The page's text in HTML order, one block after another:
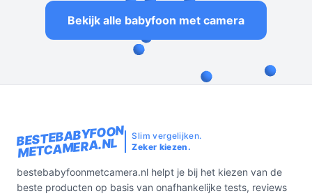
Bekijk alle babyfoon met camera
BESTEBABYFOON
METCAMERA.NL
Slim vergelijken.
Zeker kiezen.
bestebabyfoonmetcamera.nl helpt je bij het kiezen van de
beste producten op basis van onafhankelijke tests, reviews